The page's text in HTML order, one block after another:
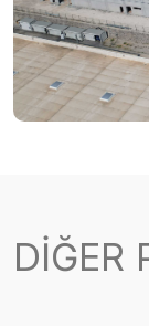
DİĞER